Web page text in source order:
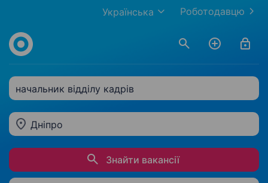
Роботодавцю
Українська
начальник відділу кадрів
Дніпро
Знайти вакансії